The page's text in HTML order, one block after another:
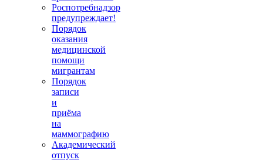
Роспотребнадзор
предупреждает!
Порядок
оказания
медицинской
помощи
мигрантам
Порядок
записи
и
приёма
на
маммографию
Академический
отпуск